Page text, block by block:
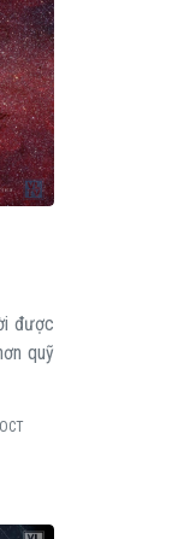
được
quỹ